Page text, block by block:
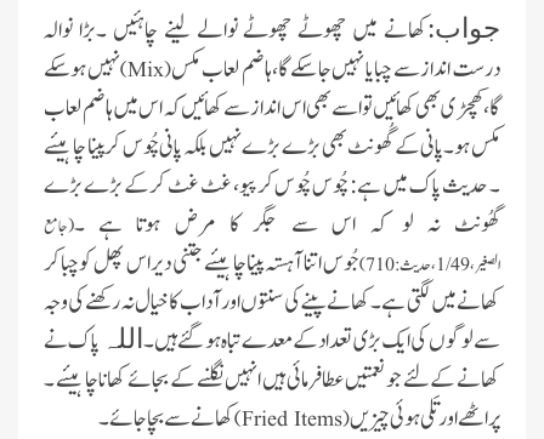
جواب:کھانے میں چھوٹے چھوٹے نوالے لینے چاہئیں ۔بڑا نوالہ
درست انداز سے چبایا نہیں جا سکے گا، ہاضم لعاب مکس(
Mix
)نہیں ہوسکے
گا، کھچڑی بھی کھائیں تو اسے بھی اس انداز سے کھائیں کہ اس میں ہاضم لعاب
مکس ہو۔پانی کے گُھونٹ بھی بڑے بڑے نہیں بلکہ پانی چُوس کر پینا چاہیئے
۔ حدیث پاک میں ہے: چُوس چُوس کر پیو، غٹ غٹ کرکے بڑے بڑے
گھُونٹ نہ لو کہ اس سے جگر کا مرض ہوتا ہے ۔(جامع
الصغیر،1/49،حدیث:710)
جُوس اتنا آہستہ پینا چاہیئے جتنی دیراس پھل کوچباکر
کھانے میں لگتی ہے۔کھانے پینے کی سنتوں اور آداب کا خیال نہ رکھنے کی وجہ
سے لوگوں کی ایک بڑی تعداد کے معدے تباہ ہو گئے ہیں ۔ اللہ پاک نے
کھانے کے لئے جو نعمتیں عطا فرمائی ہیں انہیں نگلنے کے بجائے کھانا چاہیئے ۔
پراٹھے اور تَلی ہوئی چیزیں(
Fried Items
)کھانے سے بچاجائے ۔